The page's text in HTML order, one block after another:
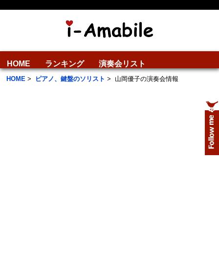
HOME ランキング 演奏会リスト
HOME > ピアノ、鍵盤のソリスト > 山岡優子の演奏会情報